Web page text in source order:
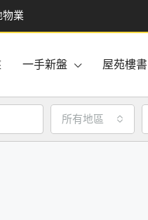
物業
一手新盤 屋苑樓書
所有地區